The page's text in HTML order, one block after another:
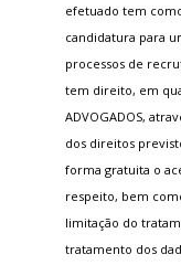
efetuado tem
candidatura para
processos de
tem direito, em
ADVOGADOS,
dos direitos
forma gratuita o
respeito, bem
limitação do
tratamento dos